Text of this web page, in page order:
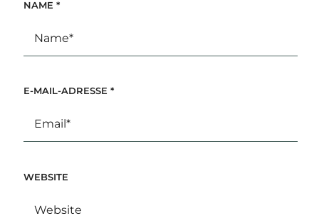
NAME *
E-MAIL-ADRESSE *
WEBSITE